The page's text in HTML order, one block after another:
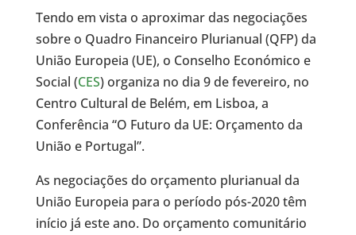
Tendo em vista o aproximar das negociações
sobre o Quadro Financeiro Plurianual (QFP) da
União Europeia (UE), o Conselho Económico e
Social (CES) organiza no dia 9 de fevereiro, no
Centro Cultural de Belém, em Lisboa, a
Conferência “O Futuro da UE: Orçamento da
União e Portugal”.
As negociações do orçamento plurianual da
União Europeia para o período pós-2020 têm
início já este ano. Do orçamento comunitário